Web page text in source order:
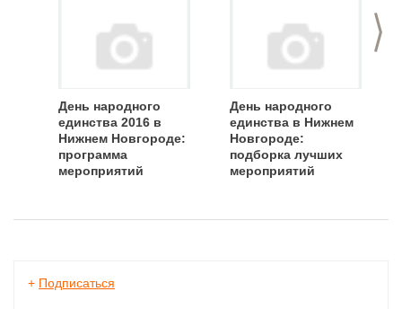
>
День народного
единства 2016 в
Нижнем Новгороде:
программа
мероприятий
День народного
единства в Нижнем
Новгороде:
подборка лучших
мероприятий
+ Подписаться